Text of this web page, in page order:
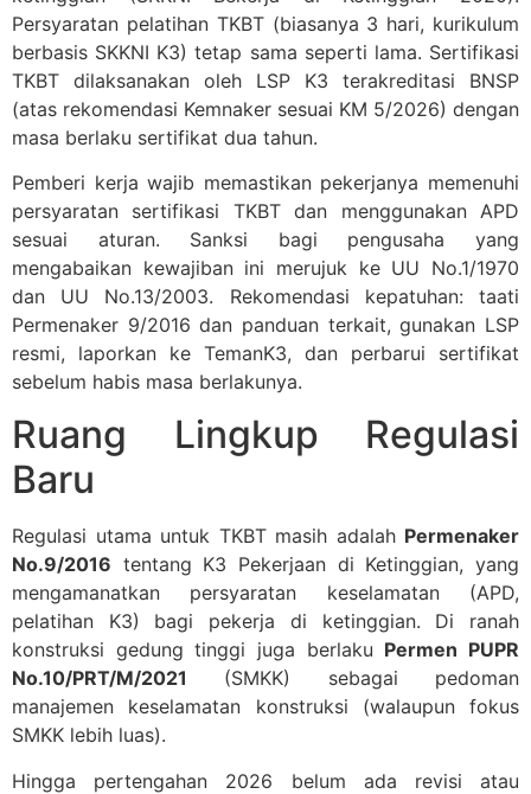
Persyaratan pelatihan TKBT (biasanya 3 hari, kurikulum
berbasis SKKNI K3) tetap sama seperti lama. Sertifikasi
TKBT dilaksanakan oleh LSP K3 terakreditasi BNSP
(atas rekomendasi Kemnaker sesuai KM 5/2026) dengan
masa berlaku sertifikat dua tahun.
Pemberi kerja wajib memastikan pekerjanya memenuhi
persyaratan sertifikasi TKBT dan menggunakan APD
sesuai aturan. Sanksi bagi pengusaha yang
mengabaikan kewajiban ini merujuk ke UU No.1/1970
dan UU No.13/2003. Rekomendasi kepatuhan: taati
Permenaker 9/2016 dan panduan terkait, gunakan LSP
resmi, laporkan ke TemanK3, dan perbarui sertifikat
sebelum habis masa berlakunya.
Ruang Lingkup Regulasi
Baru
Regulasi utama untuk TKBT masih adalah Permenaker
No.9/2016 tentang K3 Pekerjaan di Ketinggian, yang
mengamanatkan persyaratan keselamatan (APD,
pelatihan K3) bagi pekerja di ketinggian. Di ranah
konstruksi gedung tinggi juga berlaku Permen PUPR
No.10/PRT/M/2021 (SMKK) sebagai pedoman
manajemen keselamatan konstruksi (walaupun fokus
SMKK lebih luas).
Hingga pertengahan 2026 belum ada revisi atau